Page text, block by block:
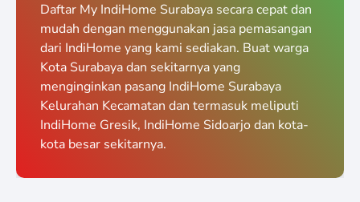
Daftar My IndiHome Surabaya secara cepat dan
mudah dengan menggunakan jasa pemasangan
dari IndiHome yang kami sediakan. Buat warga
Kota Surabaya dan sekitarnya yang
menginginkan pasang IndiHome Surabaya
Kelurahan Kecamatan dan termasuk meliputi
IndiHome Gresik, IndiHome Sidoarjo dan kota-
kota besar sekitarnya.